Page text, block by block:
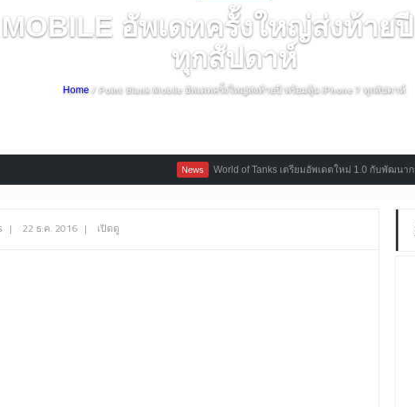
อัพเดทครั้งใหญ่ส่งท้าย
ทุกสัปดาห์
Home / Point Blank Mobile อัพเดทครั้งใหญ่ส่งท้ายปี พร้อมลุ้น iPhone 7 ทุกสัปดาห์
World of Tanks เตรียมอัพเดตใหม่ 1.0 กับพัฒนากราฟิคแ
| 22 ธ.ค. 2016 | เปิดดู